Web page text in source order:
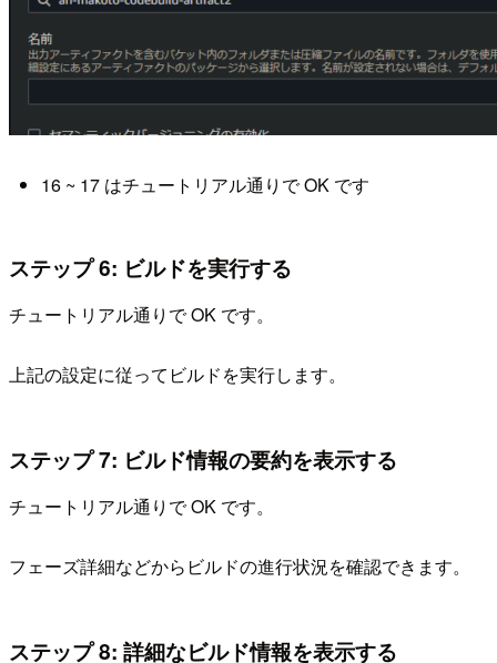
16 ~ 17 はチュートリアル通りで OK です
ステップ 6: ビルドを実行する
チュートリアル通りで OK です。
上記の設定に従ってビルドを実行します。
ステップ 7: ビルド情報の要約を表示する
チュートリアル通りで OK です。
フェーズ詳細などからビルドの進行状況を確認できます。
ステップ 8: 詳細なビルド情報を表示する